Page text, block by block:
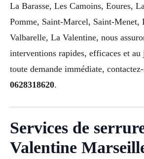
La Barasse, Les Camoins, Eoures,
Pomme, Saint-Marcel, Saint-Menet,
Valbarelle, La Valentine, nous
interventions rapides, efficaces et
toute demande immédiate,
0628318620.
Services de
Valentine